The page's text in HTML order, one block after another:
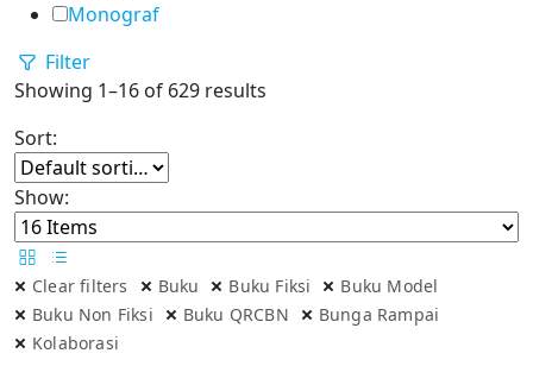
Monograf
Filter
Showing 1–16 of 629 results
Sort:
Show:
Clear filters Buku Buku Fiksi
Buku Model
Buku Non Fiksi
Buku QRCBN
Bunga Rampai
Kolaborasi